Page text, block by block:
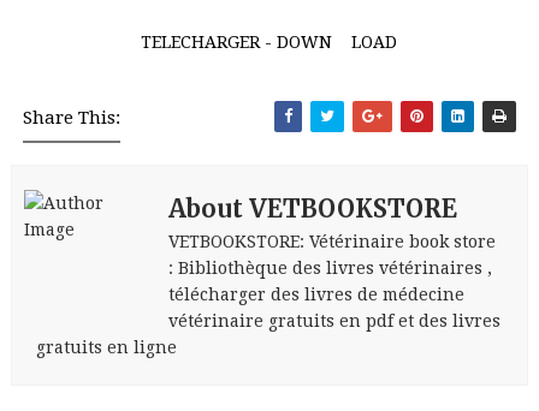
TELECHARGER - DOWN LOAD
Share This:
About VETBOOKSTORE
VETBOOKSTORE: Vétérinaire book store
: Bibliothèque des livres vétérinaires ,
télécharger des livres de médecine
vétérinaire gratuits en pdf et des livres
gratuits en ligne